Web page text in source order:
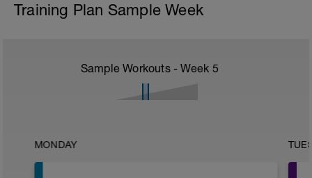
Training Plan Sample Week
Sample Workouts - Week 5
MONDAY